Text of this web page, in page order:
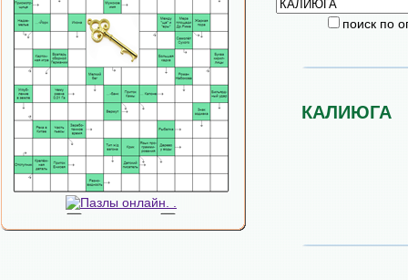
поиск по
КАЛИЮГА